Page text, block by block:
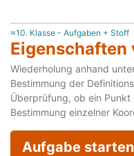
≈10. Klasse - Aufgaben + Stoff
Eigenschaften
Wiederholung anhand
Bestimmung der
Überprüfung, ob ein
Bestimmung einzelner
Aufgabe starten